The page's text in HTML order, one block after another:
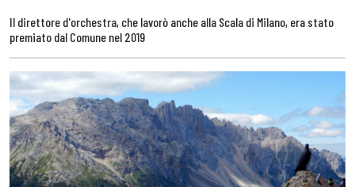
Il direttore d'orchestra, che lavorò anche alla Scala di Milano, era stato
premiato dal Comune nel 2019